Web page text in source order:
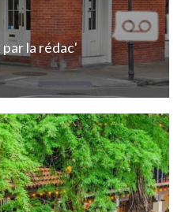
parla rédac'